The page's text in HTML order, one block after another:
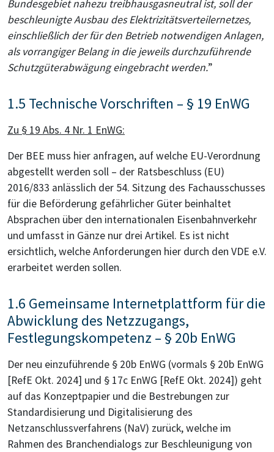
Bundesgebiet nahezu treibhausgasneutral ist, soll der
beschleunigte Ausbau des Elektrizitätsverteilernetzes,
einschließlich der für den Betrieb notwendigen Anlagen,
als vorrangiger Belang in die jeweils durchzuführende
Schutzgüterabwägung eingebracht werden.”
1.5 Technische Vorschriften – § 19 EnWG
Zu § 19 Abs. 4 Nr. 1 EnWG:
Der BEE muss hier anfragen, auf welche EU-Verordnung
abgestellt werden soll – der Ratsbeschluss (EU)
2016/833 anlässlich der 54. Sitzung des Fachausschusses
für die Beförderung gefährlicher Güter beinhaltet
Absprachen über den internationalen Eisenbahnverkehr
und umfasst in Gänze nur drei Artikel. Es ist nicht
ersichtlich, welche Anforderungen hier durch den VDE e.V.
erarbeitet werden sollen.
1.6 Gemeinsame Internetplattform für die
Abwicklung des Netzzugangs,
Festlegungskompetenz – § 20b EnWG
Der neu einzuführende § 20b EnWG (vormals § 20b EnWG
[RefE Okt. 2024] und § 17c EnWG [RefE Okt. 2024]) geht
auf das Konzeptpapier und die Bestrebungen zur
Standardisierung und Digitalisierung des
Netzanschlussverfahrens (NaV) zurück, welche im
Rahmen des Branchendialogs zur Beschleunigung von